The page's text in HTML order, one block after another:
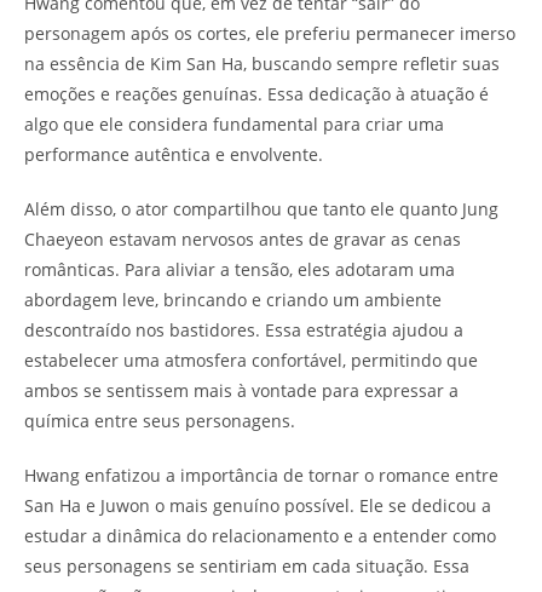
personagem após os cortes, ele preferiu permanecer imerso
na essência de Kim San Ha, buscando sempre refletir suas
emoções e reações genuínas. Essa dedicação à atuação é
algo que ele considera fundamental para criar uma
performance autêntica e envolvente.
Além disso, o ator compartilhou que tanto ele quanto Jung
Chaeyeon estavam nervosos antes de gravar as cenas
românticas. Para aliviar a tensão, eles adotaram uma
abordagem leve, brincando e criando um ambiente
descontraído nos bastidores. Essa estratégia ajudou a
estabelecer uma atmosfera confortável, permitindo que
ambos se sentissem mais à vontade para expressar a
química entre seus personagens.
Hwang enfatizou a importância de tornar o romance entre
San Ha e Juwon o mais genuíno possível. Ele se dedicou a
estudar a dinâmica do relacionamento e a entender como
seus personagens se sentiriam em cada situação. Essa